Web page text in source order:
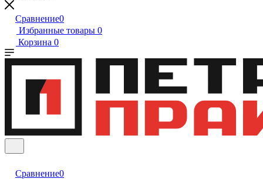
Сравнение0
Избранные товары 0
Корзина 0
Сравнение0